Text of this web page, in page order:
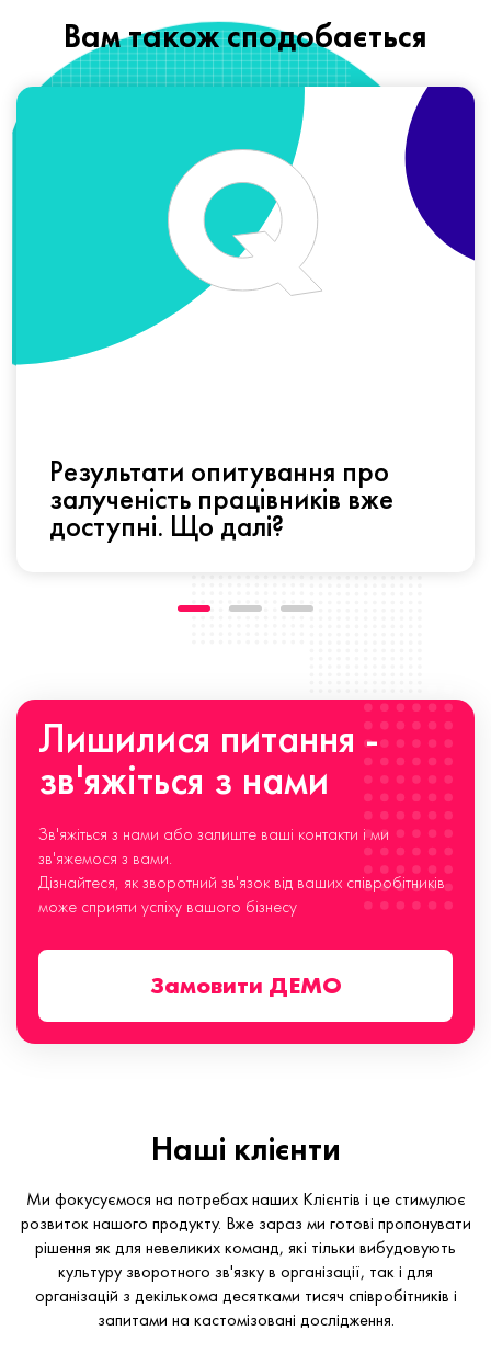
Вам також сподобається
Результати опитування про
залученість працівників вже
доступні. Що далі?
Лишилися питання -
зв'яжіться з нами
Зв'яжіться з нами або залиште ваші контакти і ми
зв'яжемося з вами.
Дізнайтеся, як зворотний зв'язок від ваших співробітників
може сприяти успіху вашого бізнесу
Замовити ДЕМО
Наші клієнти
Ми фокусуємося на потребах наших Клієнтів і це стимулює
розвиток нашого продукту. Вже зараз ми готові пропонувати
рішення як для невеликих команд, які тільки вибудовують
культуру зворотного зв'язку в організації, так і для
організацій з декількома десятками тисяч співробітників і
запитами на кастомізовані дослідження.